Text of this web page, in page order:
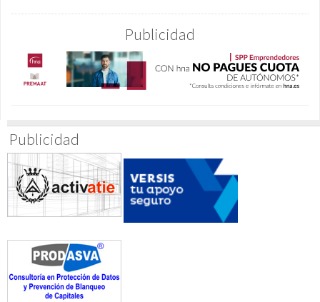
Publicidad
Publicidad